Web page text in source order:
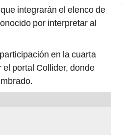
integrarán el elenco de
por interpretar al
en la cuarta
portal Collider, donde